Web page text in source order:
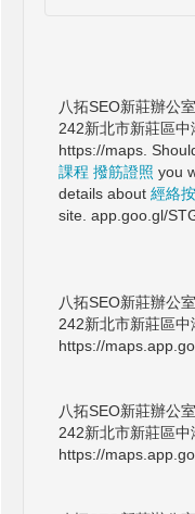
八拓SEO新莊辦公室
242新北市新莊區中
https://maps.
課程 撥筋證照 you
details about 經絡
site. app.goo.gl/
八拓SEO新莊辦公室
242新北市新莊區中
https://
八拓SEO新莊辦公室
242新北市新莊區中
https://